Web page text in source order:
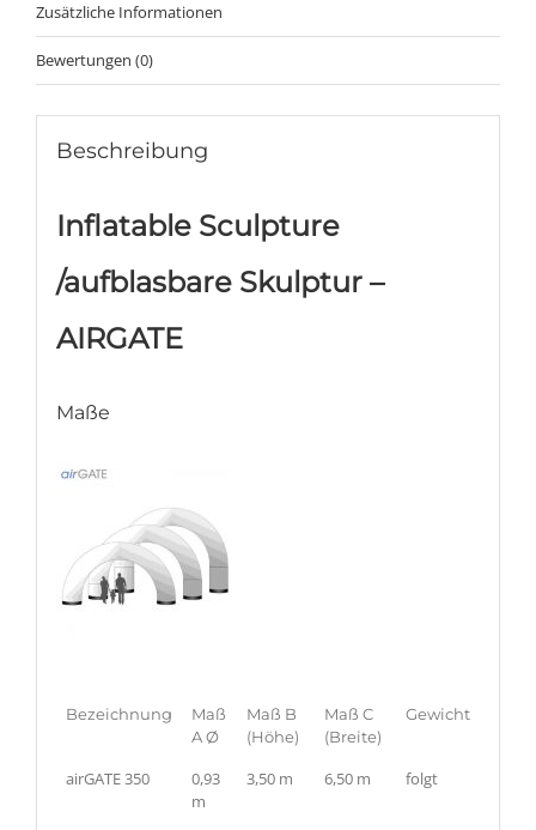
Zusätzliche Informationen
Bewertungen (0)
Beschreibung
Inflatable Sculpture
/aufblasbare Skulptur –
AIRGATE
Maße
Bezeichnung
Maß
A Ø
Maß B
(Höhe)
Maß C
(Breite)
Gewicht
airGATE 350
0,93
m
3,50 m 6,50 m folgt